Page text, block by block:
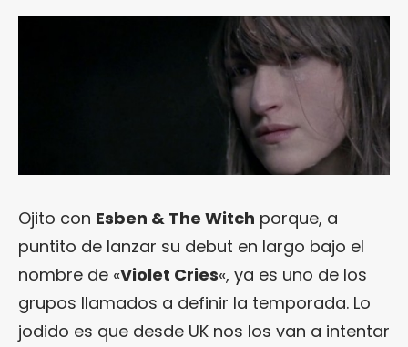
Ojito con Esben & The Witch porque, a
puntito de lanzar su debut en largo bajo el
nombre de «Violet Cries«, ya es uno de los
grupos llamados a definir la temporada. Lo
jodido es que desde UK nos los van a intentar